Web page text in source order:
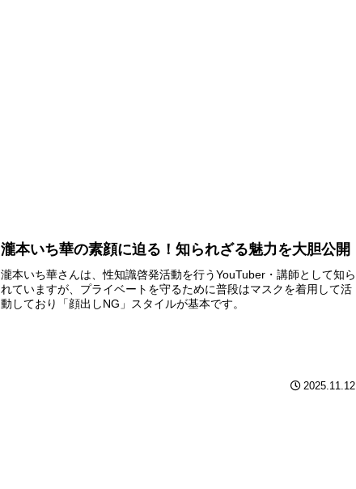
瀧本いち華の素顔に迫る！知られざる魅力を大胆公開
瀧本いち華さんは、性知識啓発活動を行うYouTuber・講師として知ら
れていますが、プライベートを守るために普段はマスクを着用して活
動しており「顔出しNG」スタイルが基本です。
2025.11.12